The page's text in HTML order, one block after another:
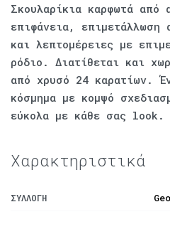
Σκουλαρίκια καρφωτά από
επιφάνεια, επιμετάλλωση
και λεπτομέρειες με
ρόδιο. Διατίθεται και
από χρυσό 24 καρατίων.
κόσμημα με κομψό
εύκολα με κάθε σας look.
Χαρακτηριστικά
ΣΥΛΛΟΓΉ